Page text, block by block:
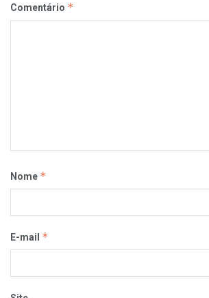
Comentário *
Nome *
E-mail *